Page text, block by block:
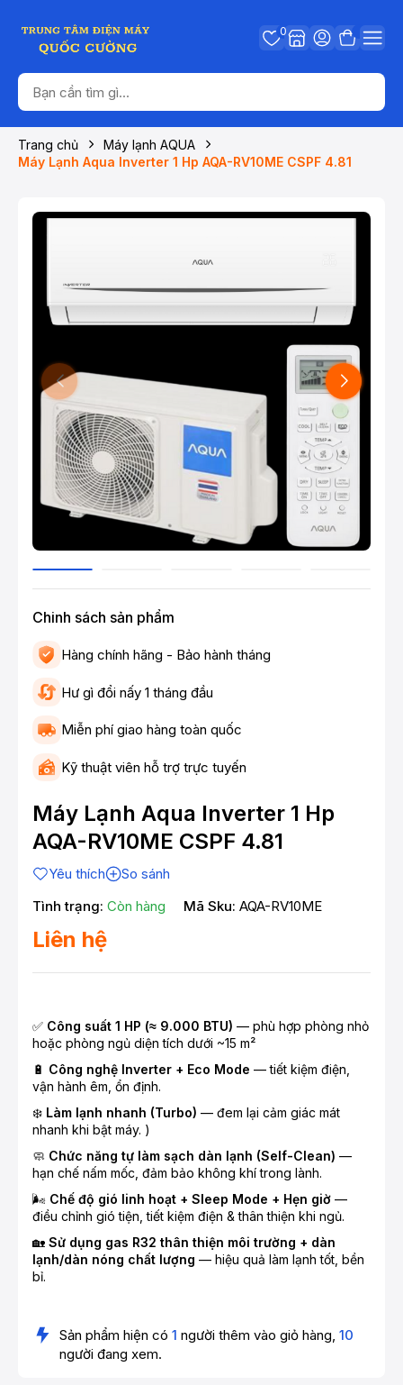
0
Trang chủ
Máy lạnh AQUA
Máy Lạnh Aqua Inverter 1 Hp AQA-RV10ME CSPF 4.81
Chinh sách sản phẩm
Hàng chính hãng - Bảo hành tháng
Hư gì đổi nấy 1 tháng đầu
Miễn phí giao hàng toàn quốc
Kỹ thuật viên hỗ trợ trực tuyến
Máy Lạnh Aqua Inverter 1 Hp
AQA-RV10ME CSPF 4.81
Yêu thích
So sánh
Tình trạng: Còn hàng Mã Sku: AQA-RV10ME
Liên hệ
✅ Công suất 1 HP (≈ 9.000 BTU) — phù hợp phòng nhỏ
hoặc phòng ngủ diện tích dưới ~15 m²
🔋 Công nghệ Inverter + Eco Mode — tiết kiệm điện,
vận hành êm, ổn định.
❄️ Làm lạnh nhanh (Turbo) — đem lại cảm giác mát
nhanh khi bật máy. )
🧼 Chức năng tự làm sạch dàn lạnh (Self-Clean) —
hạn chế nấm mốc, đảm bảo không khí trong lành.
🌬️ Chế độ gió linh hoạt + Sleep Mode + Hẹn giờ —
điều chỉnh gió tiện, tiết kiệm điện & thân thiện khi ngủ.
🏡 Sử dụng gas R32 thân thiện môi trường + dàn
lạnh/dàn nóng chất lượng — hiệu quả làm lạnh tốt, bền
bỉ.
Sản phẩm hiện có 1 người thêm vào giỏ hàng, 10
người đang xem.